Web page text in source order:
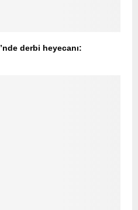
derbi heyecanı: